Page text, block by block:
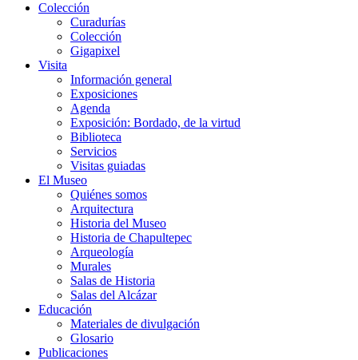
Colección
Curadurías
Colección
Gigapixel
Visita
Información general
Exposiciones
Agenda
Exposición: Bordado, de la virtud
Biblioteca
Servicios
Visitas guiadas
El Museo
Quiénes somos
Arquitectura
Historia del Museo
Historia de Chapultepec
Arqueología
Murales
Salas de Historia
Salas del Alcázar
Educación
Materiales de divulgación
Glosario
Publicaciones